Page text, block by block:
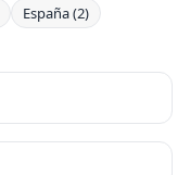
España (2)